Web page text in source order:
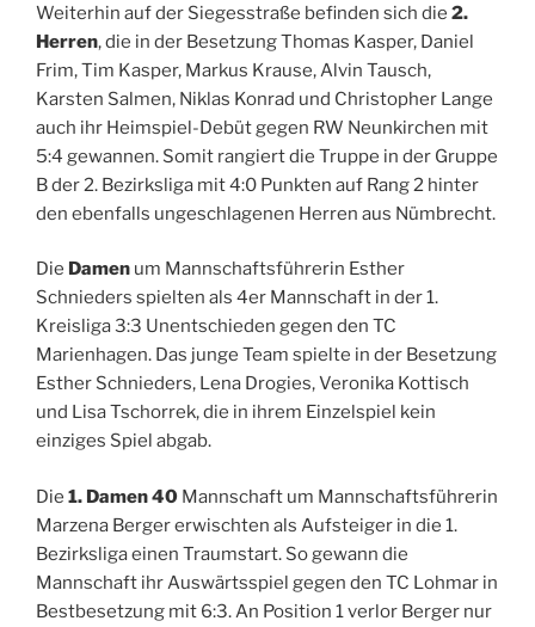
Weiterhin auf der Siegesstraße befinden sich die 2.
Herren, die in der Besetzung Thomas Kasper, Daniel
Frim, Tim Kasper, Markus Krause, Alvin Tausch,
Karsten Salmen, Niklas Konrad und Christopher Lange
auch ihr Heimspiel-Debüt gegen RW Neunkirchen mit
5:4 gewannen. Somit rangiert die Truppe in der Gruppe
B der 2. Bezirksliga mit 4:0 Punkten auf Rang 2 hinter
den ebenfalls ungeschlagenen Herren aus Nümbrecht.
Die Damen um Mannschaftsführerin Esther
Schnieders spielten als 4er Mannschaft in der 1.
Kreisliga 3:3 Unentschieden gegen den TC
Marienhagen. Das junge Team spielte in der Besetzung
Esther Schnieders, Lena Drogies, Veronika Kottisch
und Lisa Tschorrek, die in ihrem Einzelspiel kein
einziges Spiel abgab.
Die 1. Damen 40 Mannschaft um Mannschaftsführerin
Marzena Berger erwischten als Aufsteiger in die 1.
Bezirksliga einen Traumstart. So gewann die
Mannschaft ihr Auswärtsspiel gegen den TC Lohmar in
Bestbesetzung mit 6:3. An Position 1 verlor Berger nur